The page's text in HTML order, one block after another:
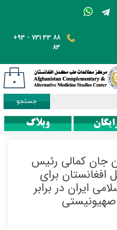
+93 - 731 33 88
83
۰
جستجو
وبلاگ
جان کمالی رئیس
برای
ایران در برابر
صهیونیستی